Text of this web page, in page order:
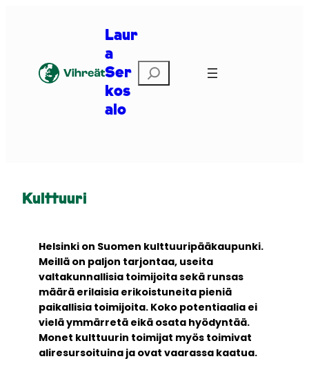
Laur
a
Ser
kos
alo
t
Kulttuuri
Helsinki on Suomen kulttuuripääkaupunki.
Meillä on paljon tarjontaa, useita
valtakunnallisia toimijoita sekä runsas
määrä erilaisia erikoistuneita pieniä
paikallisia toimijoita. Koko potentiaalia ei
vielä ymmärretä eikä osata hyödyntää.
Monet kulttuurin toimijat myös toimivat
aliresursoituina ja ovat vaarassa kaatua.